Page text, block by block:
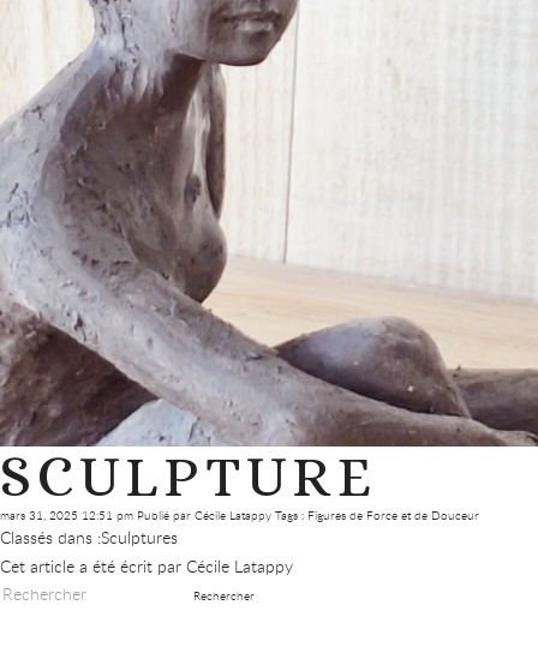
SCULPTURE
mars 31, 2025 12:51 pm Publié par Cécile Latappy Tags : Figures de Force et de Douceur
Classés dans :Sculptures
Cet article a été écrit par Cécile Latappy
Rechercher